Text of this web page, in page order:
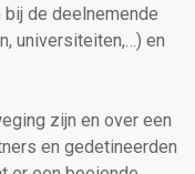
de deelnemende
universiteiten,…) en
zijn en over een
en gedetineerden